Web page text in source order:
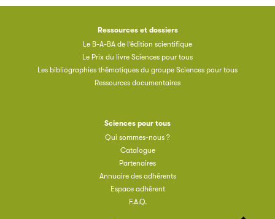
Ressources et dossiers
Le B-A-BA de l’édition scientifique
Le Prix du livre Sciences pour tous
Les bibliographies thématiques du groupe Sciences pour tous
Ressources documentaires
Sciences pour tous
Qui sommes-nous ?
Catalogue
Partenaires
Annuaire des adhérents
Espace adhérent
F.A.Q.